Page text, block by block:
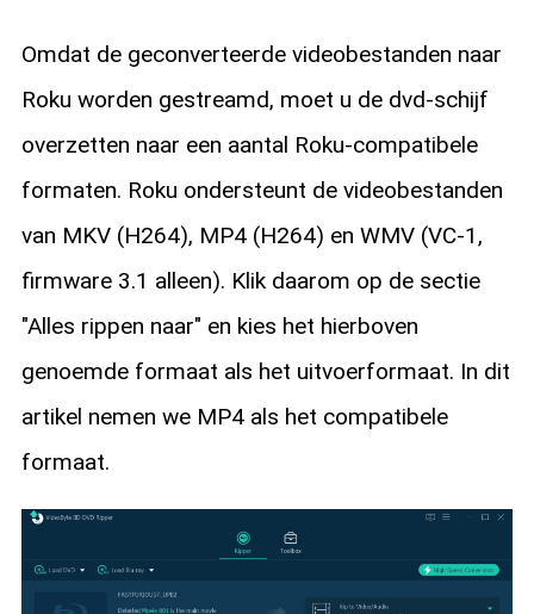
Omdat de geconverteerde videobestanden naar
Roku worden gestreamd, moet u de dvd-schijf
overzetten naar een aantal Roku-compatibele
formaten. Roku ondersteunt de videobestanden
van MKV (H264), MP4 (H264) en WMV (VC-1,
firmware 3.1 alleen). Klik daarom op de sectie
"Alles rippen naar" en kies het hierboven
genoemde formaat als het uitvoerformaat. In dit
artikel nemen we MP4 als het compatibele
formaat.